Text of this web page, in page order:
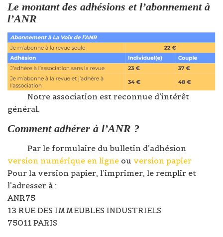
Le montant des adhésions et l’abonnement à
l’ANR
Notre association est reconnue d’intérêt
général.
Comment adhérer à l’ANR ?
Par le formulaire du bulletin d’adhésion
version numérique en ligne ou version papier
Pour la version papier, l’imprimer, le remplir et
l’adresser à :
ANR75
13 RUE DES IMMEUBLES INDUSTRIELS
75011 PARIS